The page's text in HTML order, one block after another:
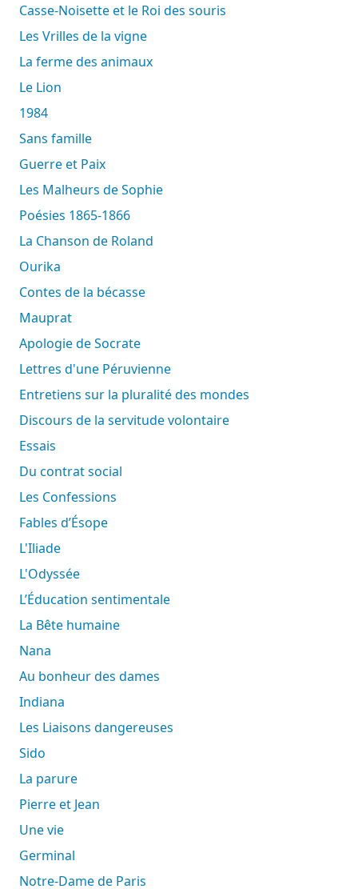
Casse-Noisette et le Roi des souris
Les Vrilles de la vigne
La ferme des animaux
Le Lion
1984
Sans famille
Guerre et Paix
Les Malheurs de Sophie
Poésies 1865-1866
La Chanson de Roland
Ourika
Contes de la bécasse
Mauprat
Apologie de Socrate
Lettres d'une Péruvienne
Entretiens sur la pluralité des mondes
Discours de la servitude volontaire
Essais
Du contrat social
Les Confessions
Fables d’Ésope
L'Iliade
L'Odyssée
L’Éducation sentimentale
La Bête humaine
Nana
Au bonheur des dames
Indiana
Les Liaisons dangereuses
Sido
La parure
Pierre et Jean
Une vie
Germinal
Notre-Dame de Paris